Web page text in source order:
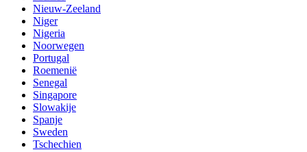
Nieuw-Zeeland
Niger
Nigeria
Noorwegen
Portugal
Roemenië
Senegal
Singapore
Slowakije
Spanje
Sweden
Tschechien